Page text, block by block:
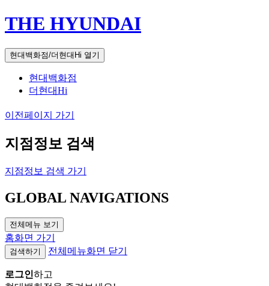
THE HYUNDAI
현대백화점/더현대Hi 열기
현대백화점
더현대Hi
이전페이지 가기
지점정보 검색
지점정보 검색 가기
GLOBAL NAVIGATIONS
전체메뉴 보기
홈화면 가기
검색하기 전체메뉴화면 닫기
로그인하고